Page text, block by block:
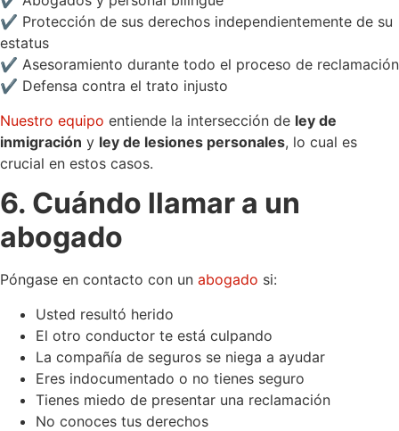
✔ Protección de sus derechos independientemente de su
estatus
✔ Asesoramiento durante todo el proceso de reclamación
✔ Defensa contra el trato injusto
Nuestro equipo entiende la intersección de ley de
inmigración y ley de lesiones personales, lo cual es
crucial en estos casos.
6. Cuándo llamar a un
abogado
Póngase en contacto con un abogado si:
Usted resultó herido
El otro conductor te está culpando
La compañía de seguros se niega a ayudar
Eres indocumentado o no tienes seguro
Tienes miedo de presentar una reclamación
No conoces tus derechos